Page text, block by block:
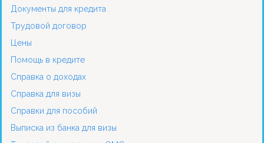
Документы для кредита
Трудовой договор
Цены
Помощь в кредите
Справка о доходах
Справка для визы
Справки для пособий
Выписка из банка для визы